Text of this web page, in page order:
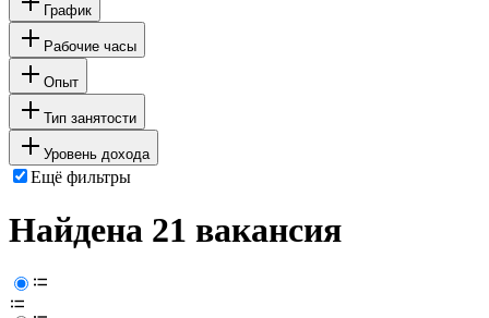
График
Рабочие часы
Опыт
Тип занятости
Уровень дохода
Ещё фильтры
Найдена 21 вакансия